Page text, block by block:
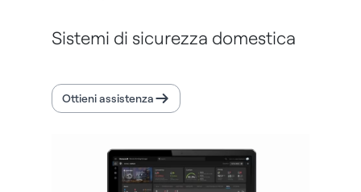
Sistemi di sicurezza domestica
Ottieni assistenza